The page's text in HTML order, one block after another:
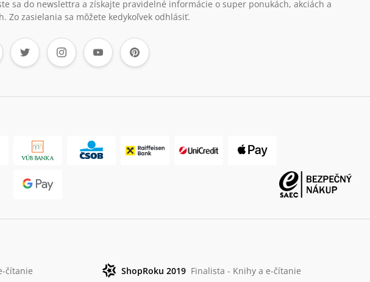
sa do newslettra a získajte pravidelné informácie o super ponukách, akciách a
Zo zasielania sa môžete kedykoľvek odhlásiť.
čítanie ShopRoku 2019 Finalista - Knihy a e-čítanie